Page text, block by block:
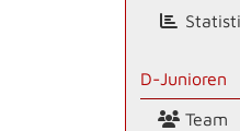
D-Junioren
Team